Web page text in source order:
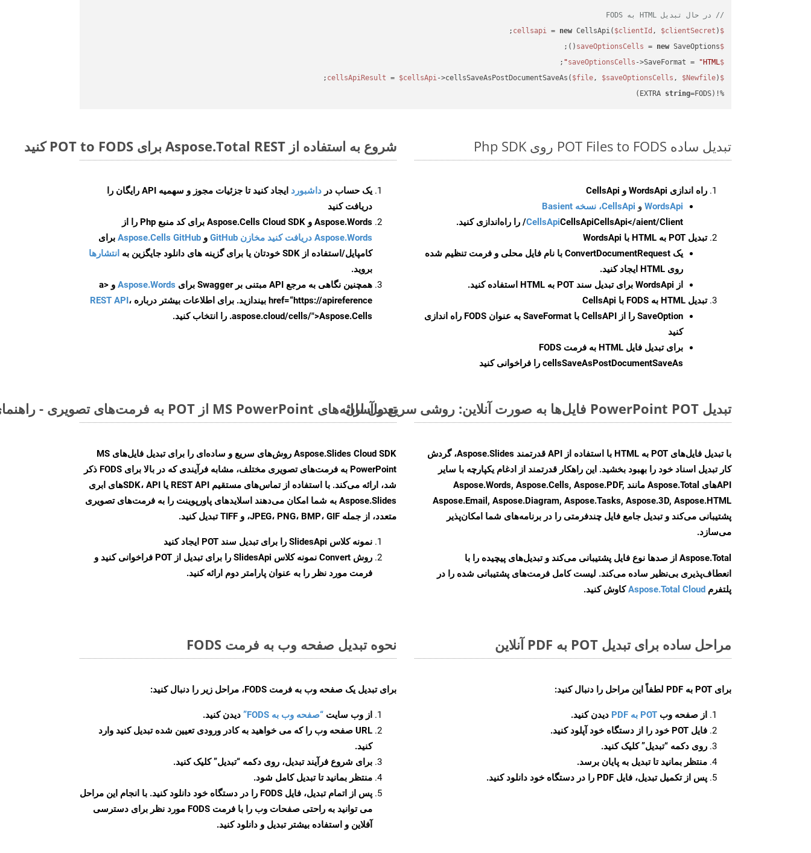
// در حال تبدیل HTML به FODS
$cellsapi
= new CellsApi( $clientId , $clientSecret );
$saveOptionsCells
= new SaveOptions();
$saveOptionsCells
->SaveFormat = "HTML"
;
$cellsApiResult
= $cellsApi->cellsSaveAsPostDocumentSaveAs( $file, $saveOptionsCells , $Newfile
%!(EXTRA
string=FODS)
تبدیل ساده POT Files to FODS روی Php SDK
راه اندازی WordsApi و CellsApi
WordsApi و CellsApi، نسخه Basient
CellsApiCellsApiCellsApi</aient/Client/ را راه‌اندازی کنید.
تبدیل POT به HTML با WordsApi
یک ConvertDocumentRequest با نام فایل محلی و فرمت تنظیم شده
روی HTML ایجاد کنید.
از WordsApi برای تبدیل سند POT به HTML استفاده کنید.
تبدیل HTML به FODS با CellsApi
SaveOption
را از CellsAPI با SaveFormat به عنوان FODS راه اندازی
کنید
برای تبدیل فایل HTML به فرمت
FODS
cellsSaveAsPostDocumentSaveAs را فراخوانی کنید
شروع به استفاده از Aspose.Total REST برای POT to FODS کنید
یک حساب در داشبورد
ایجاد کنید تا جزئیات مجوز و سهمیه API رایگان را
دریافت کنید
Aspose.Words و Aspose.Cells Cloud SDK برای کد منبع Php را از
Aspose.Words دریافت کنید مخازن GitHub
و Aspose.Cells GitHub برای
کامپایل/استفاده از SDK خودتان یا برای گزینه های دانلود جایگزین به
انتشارها
بروید.
همچنین نگاهی به مرجع API مبتنی بر Swagger برای
Aspose.Words
و <a
href=“https://apireference بیندازید. برای اطلاعات بیشتر درباره
REST API،
.aspose.cloud/cells/">Aspose.Cells را انتخاب کنید.
تبدیل PowerPoint POT فایل‌ها به صورت آنلاین: روشی سریع و آسان
با تبدیل فایل‌های POT به HTML با استفاده از API قدرتمند Aspose.Slides، گردش
کار تبدیل اسناد خود را بهبود بخشید. این راهکار قدرتمند از ادغام یکپارچه با سایر
APIهای Aspose.Total مانند Aspose.Words, Aspose.Cells, Aspose.PDF,
Aspose.Email, Aspose.Diagram, Aspose.Tasks, Aspose.3D, Aspose.HTML
پشتیبانی می‌کند و تبدیل جامع فایل چندفرمتی را در برنامه‌های شما امکان‌پذیر
می‌سازد.
Aspose.Total از صدها نوع فایل پشتیبانی می‌کند و تبدیل‌های پیچیده را با
انعطاف‌پذیری بی‌نظیر ساده می‌کند. لیست کامل فرمت‌های پشتیبانی شده را در
پلتفرم Aspose.Total Cloudکاوش کنید.
تبدیل ارائه‌های MS PowerPoint از POT به فرمت‌های تصویری - راهنمای گام به گام
Aspose.Slides Cloud SDK روش‌های سریع و ساده‌ای را برای تبدیل فایل‌های MS
PowerPoint به فرمت‌های تصویری مختلف، مشابه فرآیندی که در بالا برای FODS ذکر
شد، ارائه می‌کند. با استفاده از تماس‌های مستقیم REST API یا SDK، APIهای ابری
Aspose.Slides به شما امکان می‌دهند اسلایدهای پاورپوینت را به فرمت‌های تصویری
متعدد، از جمله JPEG، PNG، BMP، GIF، و TIFF تبدیل کنید.
نمونه کلاس SlidesApi را برای تبدیل سند POT ایجاد کنید
روش Convert
نمونه کلاس SlidesApi را برای تبدیل از POT فراخوانی کنید و
فرمت مورد نظر را به عنوان پارامتر دوم ارائه کنید.
مراحل ساده برای تبدیل POT به PDF آنلاین
برای POT به PDF لطفاً این مراحل را دنبال کنید:
از صفحه وب POT به PDF
دیدن کنید.
فایل POT خود را از دستگاه خود آپلود کنید.
روی دکمه “تبدیل”کلیک کنید.
منتظر بمانید تا تبدیل به پایان برسد.
پس از تکمیل تبدیل، فایل PDF را در دستگاه خود دانلود کنید.
نحوه تبدیل صفحه وب به فرمت FODS
برای تبدیل یک صفحه وب به فرمت FODS، مراحل زیر را دنبال کنید:
از وب سایت “صفحه وب به FODS”
دیدن کنید.
URL صفحه وب را که می خواهید به کادر ورودی تعیین شده تبدیل کنید وارد
کنید.
برای شروع فرآیند تبدیل، روی دکمه “تبدیل” کلیک کنید.
منتظر بمانید تا تبدیل کامل شود.
پس از اتمام تبدیل، فایل FODS را در دستگاه خود دانلود کنید. با انجام این مراحل
می توانید به راحتی صفحات وب را با فرمت FODS مورد نظر برای دسترسی
آفلاین و استفاده بیشتر تبدیل و دانلود کنید.